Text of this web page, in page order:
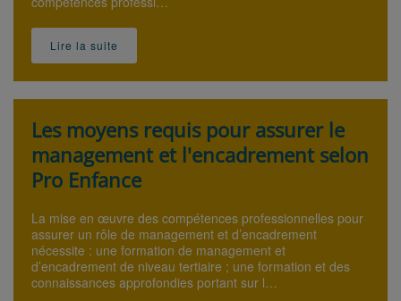
Lire la suite
Les moyens requis pour assurer le
management et l'encadrement selon
Pro Enfance
La mise en œuvre des compétences professionnelles pour
assurer un rôle de management et d’encadrement
nécessite : une formation de management et
d’encadrement de niveau tertiaire ; une formation et des
connaissances approfondies portant sur l…